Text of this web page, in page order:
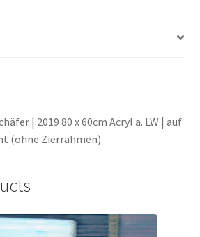
| 2019 80 x 60cm Acryl a. LW | auf
(ohne Zierrahmen)